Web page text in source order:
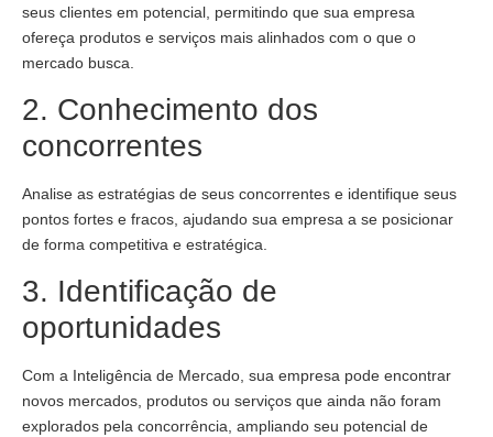
seus clientes em potencial, permitindo que sua empresa
ofereça produtos e serviços mais alinhados com o que o
mercado busca.
2. Conhecimento dos
concorrentes
Analise as estratégias de seus concorrentes e identifique seus
pontos fortes e fracos, ajudando sua empresa a se posicionar
de forma competitiva e estratégica.
3. Identificação de
oportunidades
Com a Inteligência de Mercado, sua empresa pode encontrar
novos mercados, produtos ou serviços que ainda não foram
explorados pela concorrência, ampliando seu potencial de